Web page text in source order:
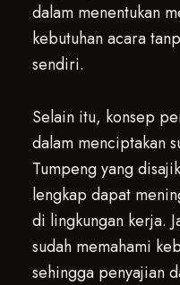
dalam menentukan
kebutuhan acara
sendiri.
Selain itu, konsep
dalam menciptakan
Tumpeng yang
lengkap dapat
di lingkungan kerja.
sudah memahami
sehingga penyajian